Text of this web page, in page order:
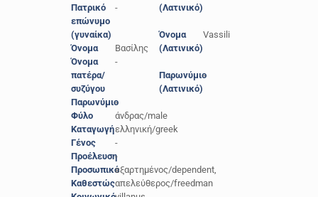
Πατρικό
επώνυμο
(γυναίκα)
-
Όνομα
Βασίλης
Όνομα
πατέρα/
συζύγου
-
Παρωνύμιο
-
Φύλο
άνδρας/male
Καταγωγήελληνική/greek
Γένος
-
Προέλευση-
Προσωπικό
Καθεστώς
εξαρτημένος/dependent,
απελεύθερος/freedman
(Λατινικό)
Όνομα
(Λατινικό)
Vassili
Παρωνύμιο
(Λατινικό)
-